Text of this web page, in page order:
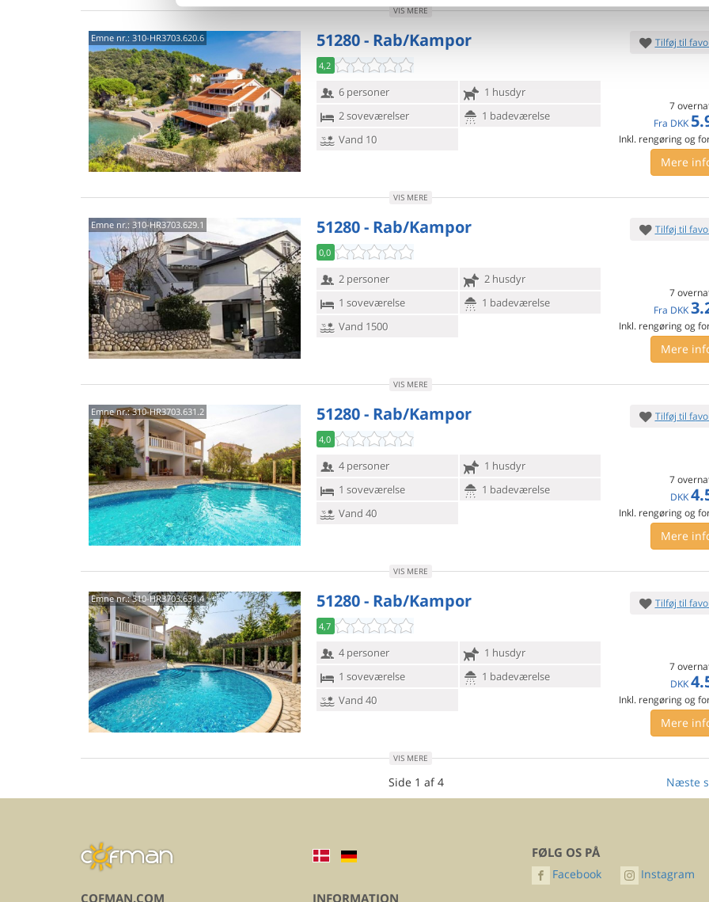
VIS MERE
Emne nr.: 310-HR3703.620.6 51280 - Rab/Kampor
4,2
6 personer
1 husdyr
2 soveværelser
1 badeværelse
Vand 10
Tilføj til
7
Fra DKK
Inkl. rengøring og
Mere
VIS MERE
Emne nr.: 310-HR3703.629.1 51280 - Rab/Kampor
0,0
2 personer
2 husdyr
1 soveværelse
1 badeværelse
Vand 1500
Tilføj til
7
Fra DKK
Inkl. rengøring og
Mere
VIS MERE
Emne nr.:310-HR3703.631.2 51280 - Rab/Kampor
4,0
4 personer
1 husdyr
1 soveværelse
1 badeværelse
Vand 40
Tilføj til
7
DKK
Inkl. rengøring og
Mere
VIS MERE
Emne nr.:310-HR3703.631.4 51280 - Rab/Kampor
4,7
4 personer
1 husdyr
1 soveværelse
1 badeværelse
Vand 40
Tilføj til
7
DKK
Inkl. rengøring og
Mere
VIS MERE
Side 1 af 4 Næste
COFMAN.COM INFORMATION
FØLG OS PÅ
Facebook Instagram